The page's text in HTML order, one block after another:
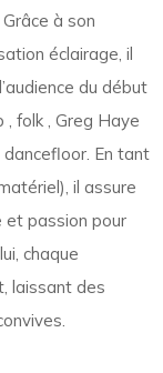
à son
éclairage, il
du début
folk , Greg Haye
En tant
il assure
et passion pour
chaque
laissant des